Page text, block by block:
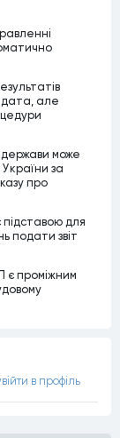
але
держави може
за
про
для
подати звіт
є проміжним
в профiль